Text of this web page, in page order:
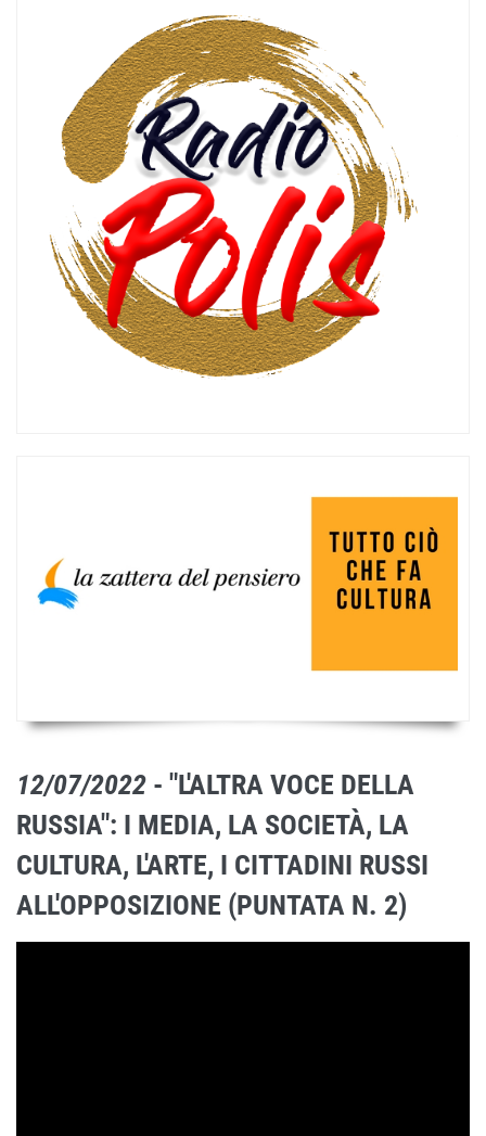
12/07/2022 - "L'ALTRA VOCE DELLA
RUSSIA": I MEDIA, LA SOCIETÀ, LA
CULTURA, L'ARTE, I CITTADINI RUSSI
ALL'OPPOSIZIONE (PUNTATA N. 2)